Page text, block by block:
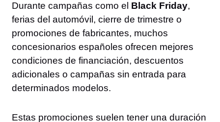
Durante campañas como el Black Friday,
ferias del automóvil, cierre de trimestre o
promociones de fabricantes, muchos
concesionarios españoles ofrecen mejores
condiciones de financiación, descuentos
adicionales o campañas sin entrada para
determinados modelos.
Estas promociones suelen tener una duración